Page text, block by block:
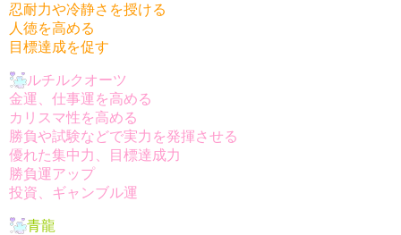
忍耐力や冷静さを授ける
人徳を高める
目標達成を促す
ルチルクオーツ
金運、仕事運を高める
カリスマ性を高める
勝負や試験などで実力を発揮させる
優れた集中力、目標達成力
勝負運アップ
投資、ギャンブル運
青龍